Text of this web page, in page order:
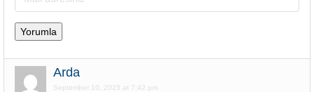
Arda
September 10, 2025 at 7:42 pm